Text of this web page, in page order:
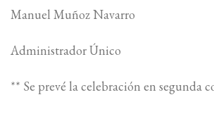
Manuel Muñoz Navarro
Administrador Único
** Se prevé la celebración en segunda